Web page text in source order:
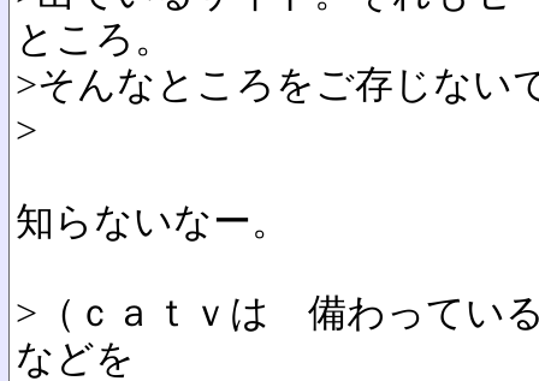
ところ。
>そんなところをご存じない
>
知らないなー。
>（ｃａｔｖは 備わってい
などを